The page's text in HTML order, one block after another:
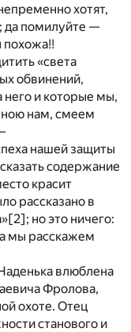
хотят,
да помилуйте —
похожа!!
«света
обвинений,
него и которые мы,
нам, смеем
нашей защиты
содержание
красит
рассказано в
[2]; но это ничего:
мы расскажем
влюблена
Фролова,
охоте. Отец
станового и